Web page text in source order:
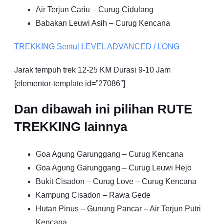
Air Terjun Cariu – Curug Cidulang
Babakan Leuwi Asih – Curug Kencana
TREKKING Sentul LEVEL ADVANCED / LONG
Jarak tempuh trek 12-25 KM Durasi 9-10 Jam
[elementor-template id=”27086″]
Dan dibawah ini pilihan RUTE
TREKKING lainnya
Goa Agung Garunggang – Curug Kencana
Goa Agung Garunggang – Curug Leuwi Hejo
Bukit Cisadon – Curug Love – Curug Kencana
Kampung Cisadon – Rawa Gede
Hutan Pinus – Gunung Pancar – Air Terjun Putri